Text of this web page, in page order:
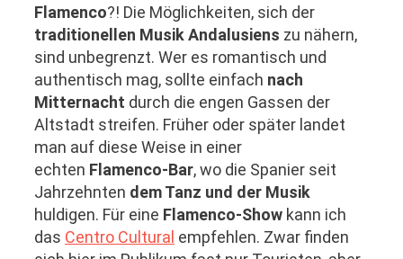
Flamenco?! Die Möglichkeiten, sich der
traditionellen Musik Andalusiens zu nähern,
sind unbegrenzt. Wer es romantisch und
authentisch mag, sollte einfach nach
Mitternacht durch die engen Gassen der
Altstadt streifen. Früher oder später landet
man auf diese Weise in einer
echten Flamenco-Bar, wo die Spanier seit
Jahrzehnten dem Tanz und der Musik
huldigen. Für eine Flamenco-Show kann ich
das Centro Cultural empfehlen. Zwar finden